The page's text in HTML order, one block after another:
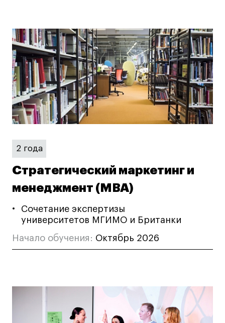
Техникум
Специалист кино- и медиапродакшена
Графический дизайнер
Цифровой маркетолог
Технолог-конструктор одежды
Все программы
Для школьников
Интенсивы
Среднесрочные
Долгосрочные
Все программы
2 года
Стратегический маркетинг и
менеджмент (MBA)
Сочетание экспертизы
университетов МГИМО и Британки
Начало обучения: Октябрь 2026